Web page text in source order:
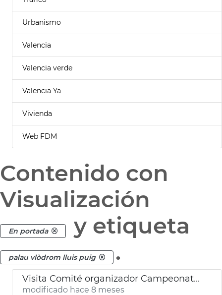
Urbanismo
Valencia
Valencia verde
Valencia Ya
Vivienda
Web FDM
Contenido con
Visualización
En portada y etiqueta
palau vlòdrom lluis puig .
Visita Comité organizador Campeonato de Atletismo 2027
modificado hace 8 meses